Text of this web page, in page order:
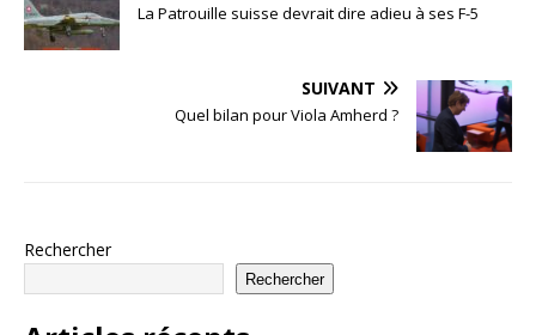
La Patrouille suisse devrait dire adieu à ses F-5
SUIVANT
Quel bilan pour Viola Amherd ?
Rechercher
Rechercher